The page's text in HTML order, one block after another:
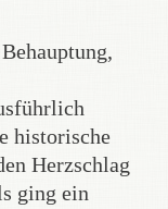
historische
Herzschlag
ging ein